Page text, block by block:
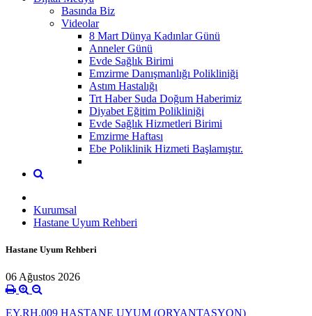
Basında Biz
Videolar
8 Mart Dünya Kadınlar Günü
Anneler Günü
Evde Sağlık Birimi
Emzirme Danışmanlığı Polikliniği
Astım Hastalığı
Trt Haber Suda Doğum Haberimiz
Diyabet Eğitim Polikliniği
Evde Sağlık Hizmetleri Birimi
Emzirme Haftası
Ebe Poliklinik Hizmeti Başlamıştır.
Kurumsal
Hastane Uyum Rehberi
Hastane Uyum Rehberi
06 Ağustos 2026
EY.RH.009 HASTANE UYUM (ORYANTASYON)